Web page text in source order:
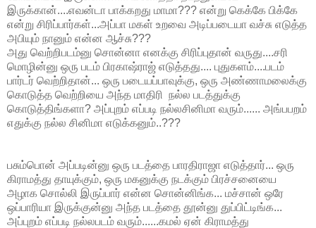
இருக்கான்....எவன்டா பாக்கறது மாமா??? என்று கெக்கே பிக்கே
என்று சிரிப்பார்கள்...அப்பா மகள் உறவை அடிப்படையா வச்சு எடுத்த
அபியும் நானும் என்ன ஆச்சு???
அது வெற்றிபடம்னு சொன்னா எனக்கு சிரிப்புதான் வருது....சரி
மொழின்னு ஒரு படம் பிரகாஷ்ராஜ் எடுத்தது.... புதுகளம்....படம்
பார்டர் வெற்றிதான்... ஒரு படையப்பாவுக்கு, ஒரு அண்ணாமலைக்கு
கொடுத்த வெற்றியை அந்த மாதிரி நல்ல படத்துக்கு
கொடுத்திங்களா? அப்புறம் எப்படி நல்லசினிமா வரும்...... அங்பபறம்
எதுக்கு நல்ல சினிமா எடுக்கனும்..???
பசும்பொன் அப்படின்னு ஒரு படத்தை பாரதிராஜா எடுத்தார்... ஒரு
கிராமத்து தாயுக்கும், ஒரு மகனுக்கு நடக்கும் பிரச்சனையை
அழாக சொல்லி இருப்பார் என்ன சொன்னிங்க... மச்சான் ஒரே
ஒப்பாரியா இருக்குன்னு அந்த படத்தை தூன்னு துப்பிட்டிங்க...
அப்புறம் எப்படி நல்லபடம் வரும்......கமல் ஏன் கிராமத்து